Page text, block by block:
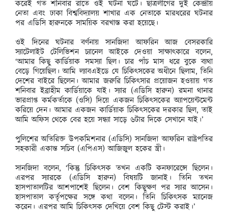
করেই গত শনিবার রাতে ওই ঘটনা ঘটে। ছাত্রলীগের দুই কেন্দ্রীয়
নেতা এবং ঢাকা বিশ্ববিদ্যালয় শাখার এক নেতাকে মারধরের ঘটনার
পর এডিসি হারুনকে সাময়িক বরখাস্ত করা হয়েছে।
ওই দিনের ঘটনার বর্ণনায় সানজিদা আফরিন আজ বেসরকারি
স্যাটেলাইট টেলিভিশন চ্যানেল আইকে দেওয়া সাক্ষাৎকারে বলেন,
‘আমার কিছু কার্ডিয়াক সমস্যা ছিল। চার পাঁচ মাস ধরে বুকে ব্যথা
বেড়ে গিয়েছিল। আমি ল্যাবএইডে যে চিকিৎসকের অধীনে ছিলাম, তিনি
দেশের বাইরে ছিলেন। আমার জরুরি চিকিৎসার প্রয়োজন হওয়ায় গত
শনিবার ইব্রাহীম কার্ডিয়াকে যাই। স্যার (এডিসি হারুন) রমনা থানার
ভারপ্রাপ্ত কর্মকর্তাকে (ওসি) দিয়ে একজন চিকিৎসকের অ্যাপয়েন্টমেন্ট
করিয়ে দেন। আমার একজন কার্ডিয়াক চিকিৎসকের দরকার ছিল, তাই
আমি অফিস থেকে বের হয়ে সন্ধ্যা সাড়ে ৬টার দিকে সেখানে যাই।’
পুলিশের অতিরিক্ত উপকমিশনার (এডিসি) সানজিদা আফরিন রাষ্ট্রপতির
সহকারী একান্ত সচিব (এপিএস) আজিজুল হকের স্ত্রী।
সানজিদা বলেন, ‘কিন্তু চিকিৎসক তখন একটি কনফারেন্সে ছিলেন।
এরপর স্যারকে (এডিসি হারুন) বিষয়টি জানাই। তিনি তখন
হাসপাতালটির আশপাশেই ছিলেন। বেশ কিছুক্ষণ পর স্যার আসেন।
হাসপাতাল কর্তৃপক্ষের সঙ্গে কথা বলেন। তিনি চিকিৎসক ম্যানেজ
করেন। এরপর আমি চিকিৎসক দেখিয়ে বেশ কিছু টেস্ট করাই।’